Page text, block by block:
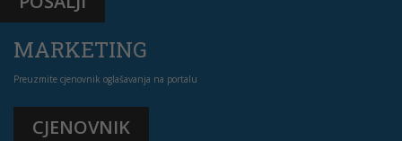
MARKETING
Preuzmite cjenovnik oglašavanja na portalu
CJENOVNIK